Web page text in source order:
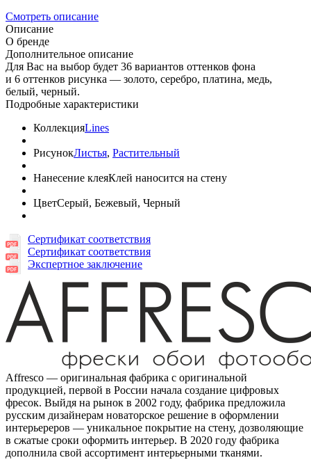
Смотреть описание
Описание
О бренде
Дополнительное описание
Для Вас на выбор будет 36 вариантов оттенков фона
и 6 оттенков рисунка — золото, серебро, платина, медь,
белый, черный.
Подробные характеристики
КоллекцияLines
РисунокЛистья, Растительный
Нанесение клеяКлей наносится на стену
ЦветСерый, Бежевый, Черный
Сертификат соответствия
Сертификат соответствия
Экспертное заключение
Affresco — оригинальная фабрика с оригинальной
продукцией, первой в России начала создание цифровых
фресок. Выйдя на рынок в 2002 году, фабрика предложила
русским дизайнерам новаторское решение в оформлении
интерьереров — уникальное покрытие на стену, дозволяющие
в сжатые сроки оформить интерьер. В 2020 году фабрика
дополнила свой ассортимент интерьерными тканями.